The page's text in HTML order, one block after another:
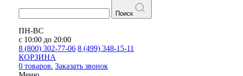
Поиск
ПН-ВС
с 10:00 до 20:00
8 (800) 302-77-06 8 (499) 348-15-11
КОРЗИНА
0 товаров. Заказать звонок